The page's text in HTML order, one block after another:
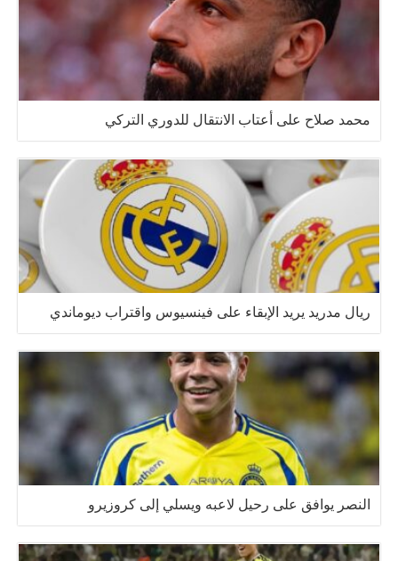
محمد صلاح على أعتاب الانتقال للدوري التركي
ريال مدريد يريد الإبقاء على فينسيوس واقتراب ديوماندي
النصر يوافق على رحيل لاعبه ويسلي إلى كروزيرو